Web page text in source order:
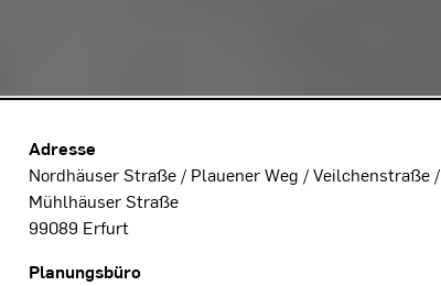
Projektdaten
Adresse
Nordhäuser Straße / Plauener Weg / Veilchenstraße /
Mühlhäuser Straße
99089 Erfurt
Planungsbüro